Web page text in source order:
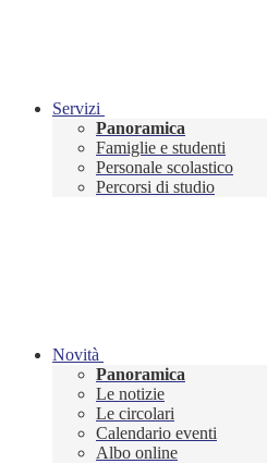
Servizi
Panoramica
Famiglie e studenti
Personale scolastico
Percorsi di studio
Novità
Panoramica
Le notizie
Le circolari
Calendario eventi
Albo online